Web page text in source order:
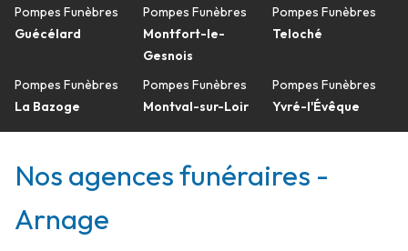
Pompes Funèbres
Guécélard
Pompes Funèbres
La Bazoge
Pompes Funèbres
Montfort-le-
Gesnois
Pompes Funèbres
Montval-sur-Loir
Pompes Funèbres
Teloché
Pompes Funèbres
Yvré-l'Évêque
Nos agences funéraires -
Arnage